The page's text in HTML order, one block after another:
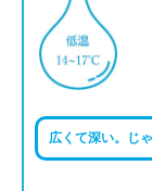
広くて深い。じ